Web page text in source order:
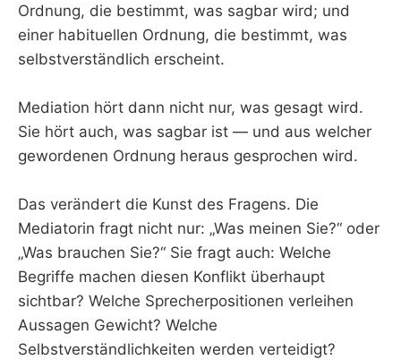
Ordnung, die bestimmt, was sagbar wird; und
einer habituellen Ordnung, die bestimmt, was
selbstverständlich erscheint.
Mediation hört dann nicht nur, was gesagt wird.
Sie hört auch, was sagbar ist — und aus welcher
gewordenen Ordnung heraus gesprochen wird.
Das verändert die Kunst des Fragens. Die
Mediatorin fragt nicht nur: „Was meinen Sie?“ oder
„Was brauchen Sie?“ Sie fragt auch: Welche
Begriffe machen diesen Konflikt überhaupt
sichtbar? Welche Sprecherpositionen verleihen
Aussagen Gewicht? Welche
Selbstverständlichkeiten werden verteidigt?